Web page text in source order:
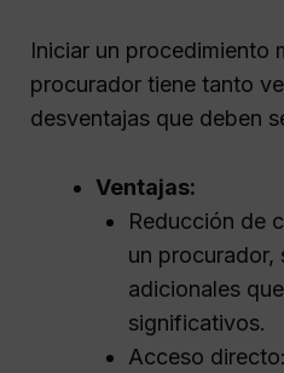
Iniciar un procedimiento
procurador tiene tanto
desventajas que deben
Ventajas:
Reducción de
un procurador,
adicionales
significativos.
Acceso